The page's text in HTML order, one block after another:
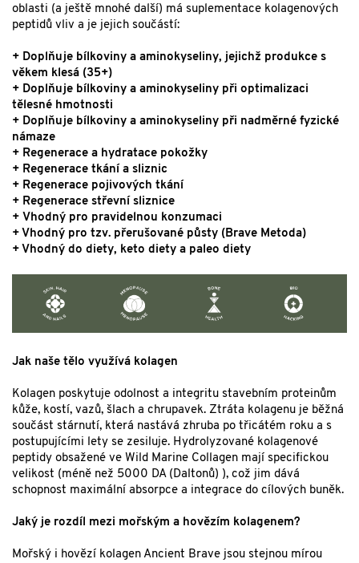
oblasti (a ještě mnohé další) má suplementace kolagenových
peptidů vliv a je jejich součástí:
+ Doplňuje bílkoviny a aminokyseliny, jejichž produkce s
věkem klesá (35+)
+ Doplňuje bílkoviny a aminokyseliny při optimalizaci
tělesné hmotnosti
+ Doplňuje bílkoviny a aminokyseliny při nadměrné fyzické
námaze
+ Regenerace a hydratace pokožky
+ Regenerace tkání a sliznic
+ Regenerace pojivových tkání
+ Regenerace střevní sliznice
+ Vhodný pro pravidelnou konzumaci
+ Vhodný pro tzv. přerušované půsty (Brave Metoda)
+ Vhodný do diety, keto diety a paleo diety
Jak naše tělo využívá kolagen
Kolagen poskytuje odolnost a integritu stavebním proteinům
kůže, kostí, vazů, šlach a chrupavek. Ztráta kolagenu je běžná
součást stárnutí, která nastává zhruba po třicátém roku a s
postupujícími lety se zesiluje. Hydrolyzované kolagenové
peptidy obsažené ve Wild Marine Collagen mají specifickou
velikost (méně než 5000 DA (Daltonů) ), což jim dává
schopnost maximální absorpce a integrace do cílových buněk.
Jaký je rozdíl mezi mořským a hovězím kolagenem?
Mořský i hovězí kolagen Ancient Brave jsou stejnou mírou